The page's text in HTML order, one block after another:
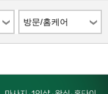
방문/홈케어